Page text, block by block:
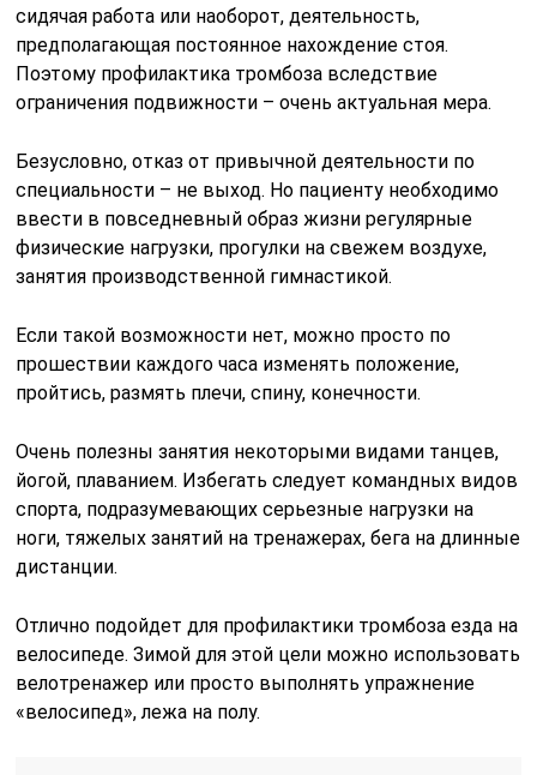
сидячая работа или наоборот, деятельность,
предполагающая постоянное нахождение стоя.
Поэтому профилактика тромбоза вследствие
ограничения подвижности – очень актуальная мера.
Безусловно, отказ от привычной деятельности по
специальности – не выход. Но пациенту необходимо
ввести в повседневный образ жизни регулярные
физические нагрузки, прогулки на свежем воздухе,
занятия производственной гимнастикой.
Если такой возможности нет, можно просто по
прошествии каждого часа изменять положение,
пройтись, размять плечи, спину, конечности.
Очень полезны занятия некоторыми видами танцев,
йогой, плаванием. Избегать следует командных видов
спорта, подразумевающих серьезные нагрузки на
ноги, тяжелых занятий на тренажерах, бега на длинные
дистанции.
Отлично подойдет для профилактики тромбоза езда на
велосипеде. Зимой для этой цели можно использовать
велотренажер или просто выполнять упражнение
«велосипед», лежа на полу.